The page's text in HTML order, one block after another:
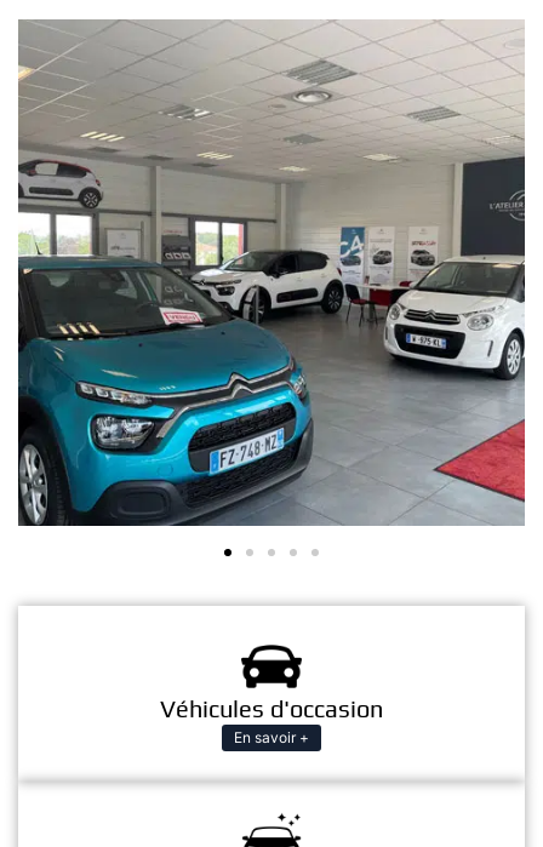
Véhicules d'occasion
En savoir +